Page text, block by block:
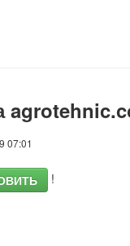
07:01
!